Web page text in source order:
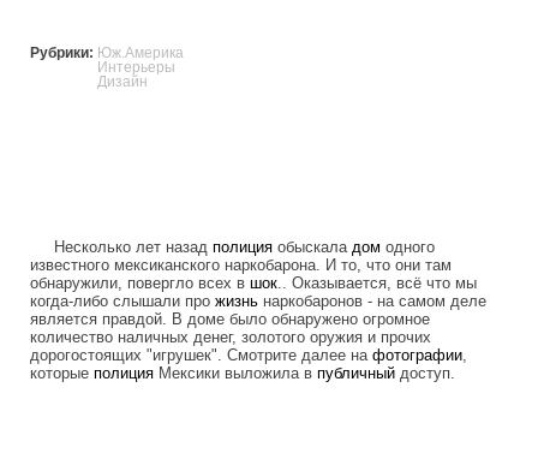
Рубрики: Юж.Америка
Интерьеры
Дизайн
Несколько лет назад полиция обыскала дом одного
известного мексиканского наркобарона. И то, что они там
обнаружили, повергло всех в шок .. Оказывается, всё что мы
когда-либо слышали про жизнь наркобаронов - на самом деле
является правдой. В доме было обнаружено огромное
количество наличных денег, золотого оружия и прочих
дорогостоящих "игрушек". Смотрите далее на фотографии
которые полиция Мексики выложила в публичный доступ.